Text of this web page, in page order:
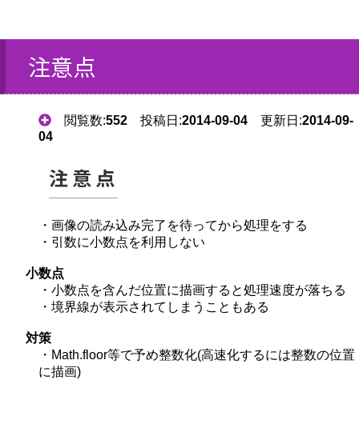
注意点
閲覧数:552 投稿日:2014-09-04 更新日:2014-09-
04
注意点
・画像の読み込み完了を待ってから処理をする
・引数に小数点を利用しない
小数点
・小数点を含んだ位置に描画すると処理速度が落ちる
・境界線が表示されてしまうこともある
対策
・Math.floor等で予め整数化(高速化するには整数の位置
に描画)